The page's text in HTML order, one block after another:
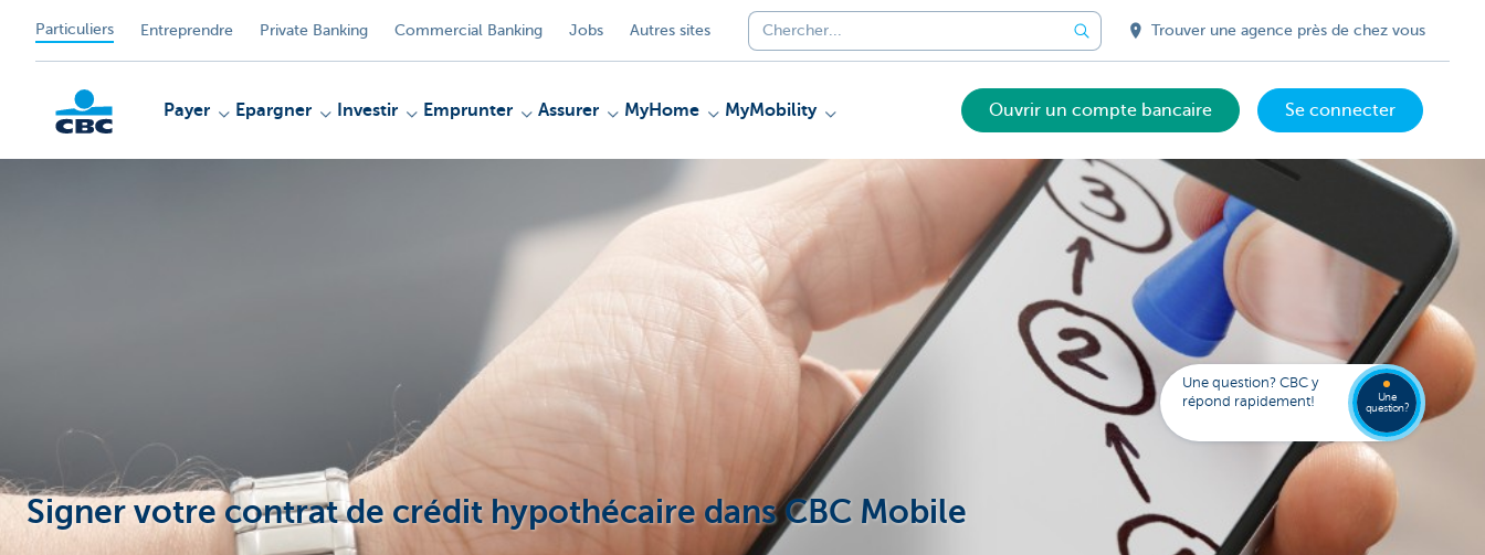
Particuliers Entreprendre Private Banking Commercial Banking Jobs Autres sites Trouver une agence près de chez vous
Payer Epargner Investir Emprunter Assurer MyHome MyMobility Ouvrir un compte bancaire Se connecter
Signer votre contrat de crédit hypothécaire dans CBC Mobile
Une question? CBC y
répond rapidement!
Une
question?
Votre
digital
Kate
agence